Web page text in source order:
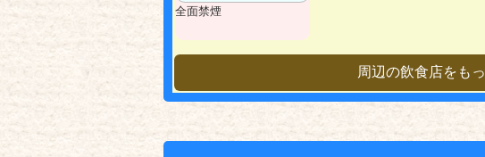
全面禁煙
周辺の飲食店をも